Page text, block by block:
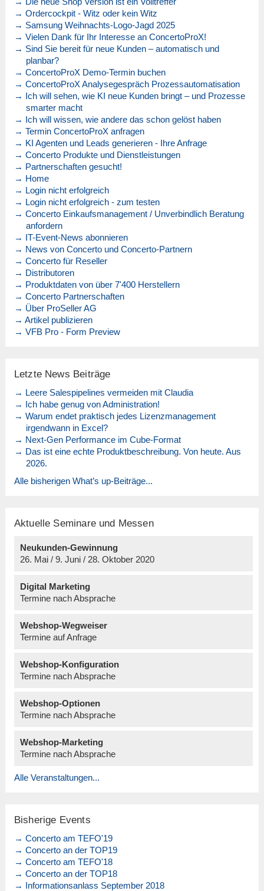
→ Ordercockpit - Witz oder kein Witz
→ Samsung Weihnachts-Logo-Jagd 2025
→ Vielen Dank für Ihr Interesse an ConcertoProX!
→ Sind Sie bereit für neue Kunden – automatisch und
planbar?
→ ConcertoProX Demo-Termin buchen
→ ConcertoProX Analysegespräch Prozessautomatisation
→ Ich will sehen, wie KI neue Kunden bringt – und Prozesse
smarter macht
→ Ich will wissen, wie andere das schon gelöst haben
→ Termin ConcertoProX anfragen
→ KI Agenten und Leads generieren - Ihre Anfrage
→ Concerto Produkte und Dienstleistungen
→ Partnerschaften gesucht!
→ Home
→ Login nicht erfolgreich
→ Login nicht erfolgreich - zum testen
→ Concerto Einkaufsmanagement / Unverbindlich Beratung
anfordern
→ IT-Event-News abonnieren
→ News von Concerto und Concerto-Partnern
→ Concerto für Reseller
→ Distributoren
→ Produktdaten von über 7'400 Herstellern
→ Concerto Partnerschaften
→ Über ProSeller AG
→ Artikel publizieren
→ VFB Pro - Form Preview
Letzte News Beiträge
→ Leere Salespipelines vermeiden mit Claudia
→ Ich habe genug von Administration!
→ Warum endet praktisch jedes Lizenzmanagement
irgendwann in Excel?
→ Next-Gen Performance im Cube-Format
→ Das ist eine echte Produktbeschreibung. Von heute. Aus
2026.
Alle bisherigen What’s up-Beiträge...
Aktuelle Seminare und Messen
Neukunden-Gewinnung
26. Mai / 9. Juni / 28. Oktober 2020
Digital Marketing
Termine nach Absprache
Webshop-Wegweiser
Termine auf Anfrage
Webshop-Konfiguration
Termine nach Absprache
Webshop-Optionen
Termine nach Absprache
Webshop-Marketing
Termine nach Absprache
Alle Veranstaltungen...
Bisherige Events
→ Concerto am TEFO'19
→ Concerto an der TOP19
→ Concerto am TEFO'18
→ Concerto an der TOP18
→ Informationsanlass September 2018